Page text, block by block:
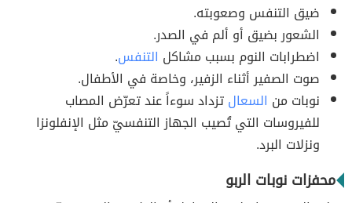
ضيق التنفس وصعوبته.
الشعور بضيق أو ألم في الصدر.
اضطرابات النوم بسبب مشاكل التنفس.
صوت الصفير أثناء الزفير، وخاصة في الأطفال.
نوبات من السعالتزداد سوءاً عند تعرّض المصاب
للفيروسات التي تُصيب الجهاز التنفسيّ مثل الإنفلونزا
ونزلات البرد.
محفزات نوبات الربو